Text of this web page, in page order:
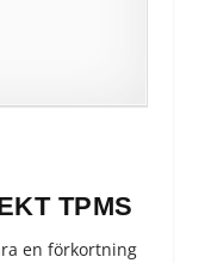
TPMS
en förkortning